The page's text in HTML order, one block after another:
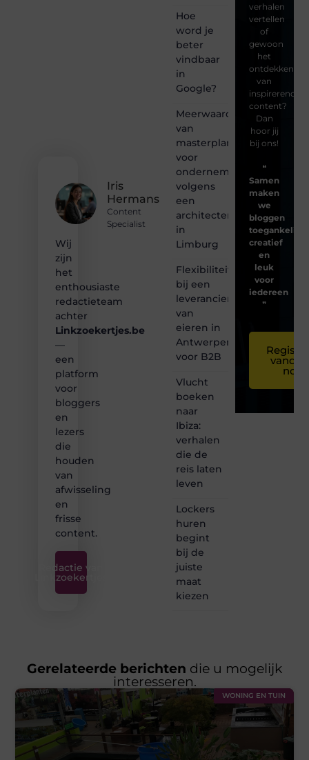
Iris
Hermans
Content
Specialist
Wij
zijn
het
enthousiaste
redactieteam
achter
Linkzoekertjes.be
—
een
platform
voor
bloggers
en
lezers
die
houden
van
afwisseling
en
frisse
content.
Redactie van
Linkzoekertjes
Hoe
word je
beter
vindbaar
in
Google?
Meerwaarde
van
masterplanning
voor
ondernemingen
volgens
een
architectenbureau
in
Limburg
Flexibiliteit
bij een
leverancier
van
eieren in
Antwerpen
voor B2B
Vlucht
boeken
naar
Ibiza:
verhalen
die de
reis laten
leven
Lockers
huren
begint
bij de
juiste
maat
kiezen
verhalen
vertellen
of
gewoon
het
ontdekken
van
inspirerende
content?
Dan
hoor jij
bij ons!
❝
Samen
maken
we
bloggen
toegankelijk,
creatief
en
leuk
voor
iedereen
❞
nog
Gerelateerde berichten die u mogelijk
interesseren.
WONING EN TUIN